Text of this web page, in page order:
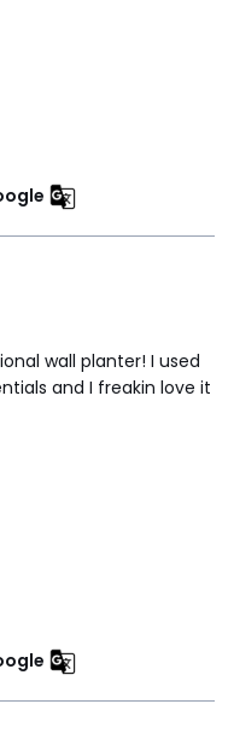
wall planter! I used
and I freakin love it